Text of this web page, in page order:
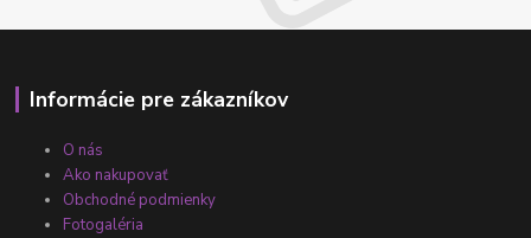
Informácie pre zákazníkov
O nás
Ako nakupovať
Obchodné podmienky
Fotogaléria